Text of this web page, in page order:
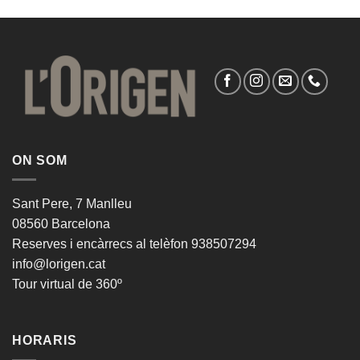
ON SOM
Sant Pere, 7 Manlleu
08560 Barcelona
Reserves i encàrrecs al telèfon 938507294
info@lorigen.cat
Tour virtual de 360º
HORARIS